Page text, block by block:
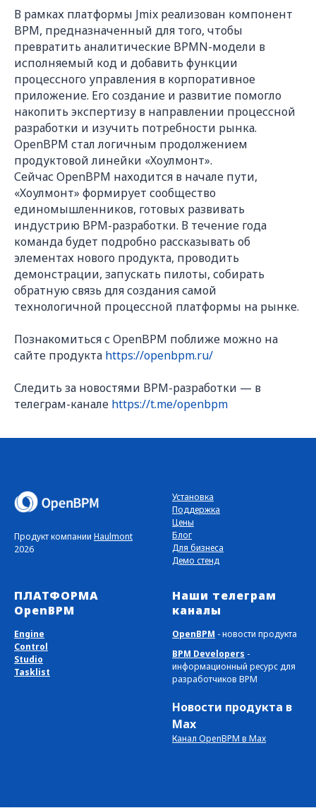
В рамках платформы Jmix реализован компонент
BPM, предназначенный для того, чтобы
превратить аналитические BPMN-модели в
исполняемый код и добавить функции
процессного управления в корпоративное
приложение. Его создание и развитие помогло
накопить экспертизу в направлении процессной
разработки и изучить потребности рынка.
OpenBPM стал логичным продолжением
продуктовой линейки «Хоулмонт».
Сейчас OpenBPM находится в начале пути,
«Хоулмонт» формирует сообщество
единомышленников, готовых развивать
индустрию BPM-разработки. В течение года
команда будет подробно рассказывать об
элементах нового продукта, проводить
демонстрации, запускать пилоты, собирать
обратную связь для создания самой
технологичной процессной платформы на рынке.
Познакомиться с OpenBPM поближе можно на
сайте продукта https://openbpm.ru/
Следить за новостями BPM-разработки — в
телеграм-канале https://t.me/openbpm
Продукт компании Haulmont
2026
Установка
Поддержка
Цены
Блог
Для бизнеса
Демо стенд
ПЛАТФОРМА
OpenBPM
Engine
Control
Studio
Tasklist
Наши телеграм
каналы
OpenBPM - новости продукта
BPM Developers -
информационный ресурс для
разработчиков BPM
Новости продукта в
Max
Канал OpenBPM в Max